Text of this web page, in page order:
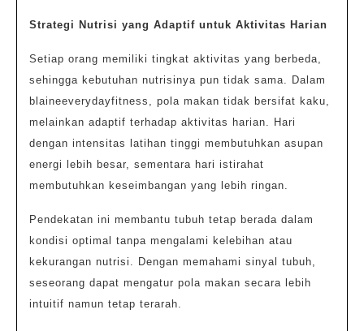
Strategi Nutrisi yang Adaptif untuk Aktivitas Harian
Setiap orang memiliki tingkat aktivitas yang berbeda,
sehingga kebutuhan nutrisinya pun tidak sama. Dalam
blaineeverydayfitness, pola makan tidak bersifat kaku,
melainkan adaptif terhadap aktivitas harian. Hari
dengan intensitas latihan tinggi membutuhkan asupan
energi lebih besar, sementara hari istirahat
membutuhkan keseimbangan yang lebih ringan.
Pendekatan ini membantu tubuh tetap berada dalam
kondisi optimal tanpa mengalami kelebihan atau
kekurangan nutrisi. Dengan memahami sinyal tubuh,
seseorang dapat mengatur pola makan secara lebih
intuitif namun tetap terarah.